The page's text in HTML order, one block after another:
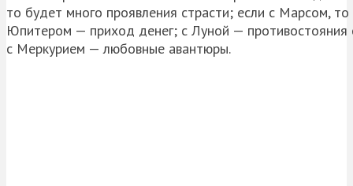
то будет много проявления страсти; если с Марсом,
Юпитером — приход денег; с Луной —
с Меркурием — любовные авантюры.